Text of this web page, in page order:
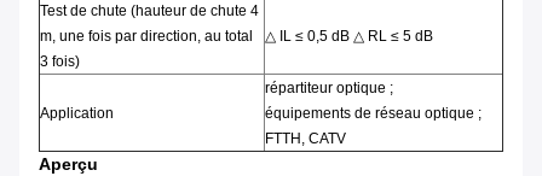
Test de chute (hauteur de chute 4
m, une fois par direction, au total
3 fois)
△ IL ≤ 0,5 dB △ RL ≤ 5 dB
Application
répartiteur optique ;
équipements de réseau optique ;
FTTH, CATV
Aperçu